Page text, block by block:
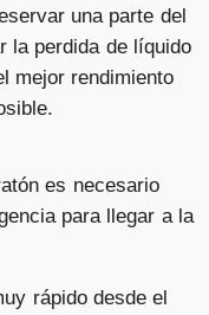
una parte del
la perdida de líquido
mejor rendimiento
es necesario
para llegar a la
rápido desde el